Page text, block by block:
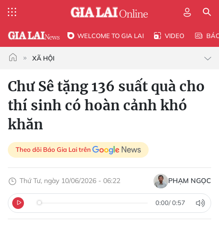
WELCOME TO GIA LAI VIDEO
XÃ HỘI
Chư Sê tặng 136 suất quà cho
thí sinh có hoàn cảnh khó
khăn
Theo dõi Báo Gia Lai trên
Thứ Tư, ngày 10/06/2026 - 06:22 PHẠM NGỌC
0:00/0:57